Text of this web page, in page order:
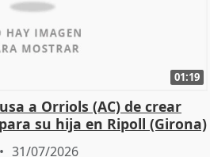
01:19
a Orriols (AC) de crear
su hija en Ripoll (Girona)
31/07/2026